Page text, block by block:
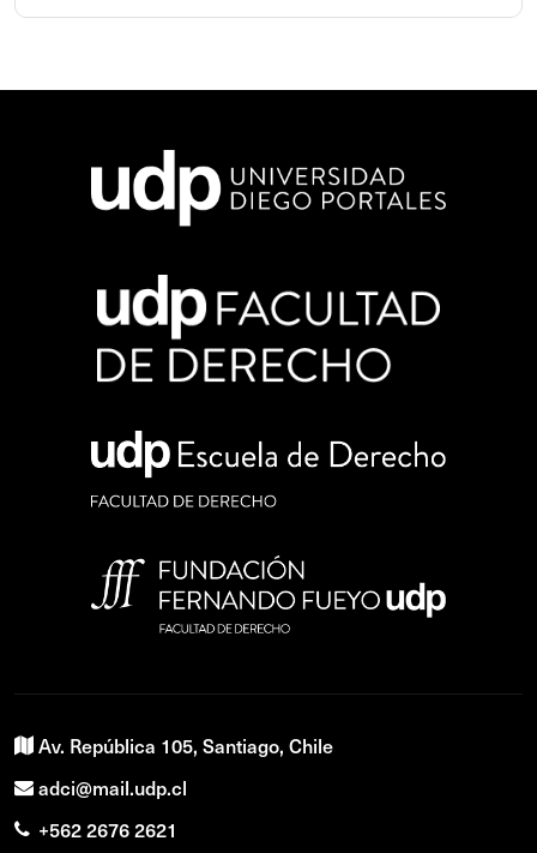
Av. República 105, Santiago, Chile
adci@mail.udp.cl
+562 2676 2621